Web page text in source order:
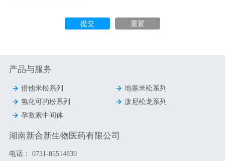
提交 重置
产品与服务
 倍他米松系列  地塞米松系列
 氢化可的松系列  泼尼松龙系列
 孕激素中间体
湖南新合新生物医药有限公司
电话： 0731-85514839